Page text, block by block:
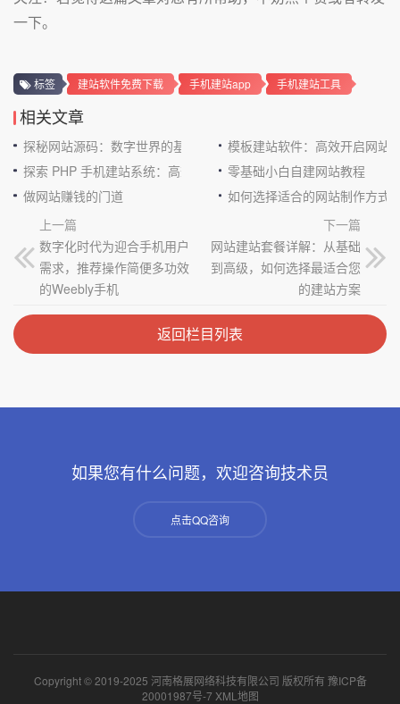
一下。
标签 建站软件免费下载 手机建站app 手机建站工具
相关文章
探秘网站源码：数字世界的基石
模板建站软件：高效开启网站
探索 PHP 手机建站系统：高效与便捷的完美结合零基础小白自建网站教程
做网站赚钱的门道
如何选择适合的网站制作方式
上一篇
数字化时代为迎合手机用户
需求，推荐操作简便多功效
的Weebly手机
下一篇
网站建站套餐详解：从基础
到高级，如何选择最适合您
的建站方案
返回栏目列表
如果您有什么问题，欢迎咨询技术员
点击QQ咨询
Copyright © 2019-2025 河南格展网络科技有限公司 版权所有 豫ICP备
20001987号-7 XML地图